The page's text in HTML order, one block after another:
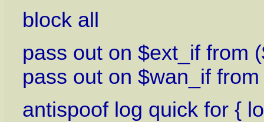
block all
pass out on $ext_if from
pass out on $wan_if
antispoof log quick for {